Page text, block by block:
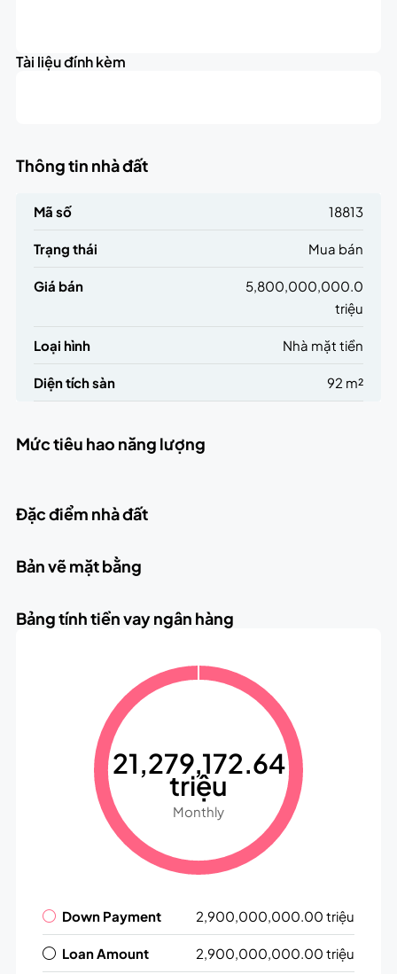
Tài liệu đính kèm
Thông tin nhà đất
Mã số 18813
Trạng thái Mua bán
Giá bán
5,800,000,000.0
triệu
Loại hình Nhà mặt tiền
Diện tích sàn 92 m²
Mức tiêu hao năng lượng
Đặc điểm nhà đất
Bản vẽ mặt bằng
Bảng tính tiền vay ngân hàng
21,279,172.64
triệu
Monthly
Down Payment 2,900,000,000.00 triệu
Loan Amount 2,900,000,000.00 triệu